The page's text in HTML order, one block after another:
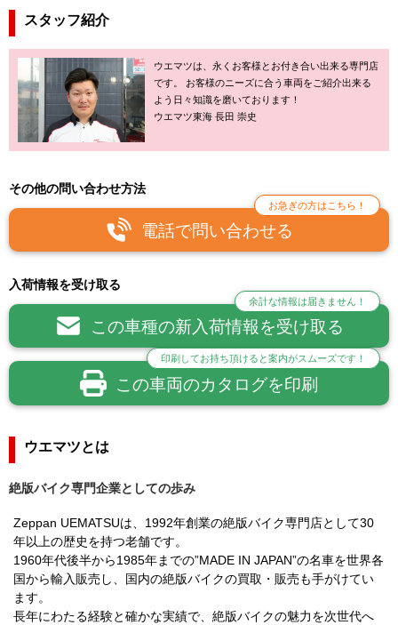
スタッフ紹介
ウエマツは、永くお客様とお付き合い出来る専門店
です。 お客様のニーズに合う車両をご紹介出来る
よう日々知識を磨いております！
ウエマツ東海 長田 崇史
その他の問い合わせ方法
電話で問い合わせる
お急ぎの方はこちら！
入荷情報を受け取る
この車種の新入荷情報を受け取る
余計な情報は届きません！
この車両のカタログを印刷
印刷してお持ち頂けると案内がスムーズです！
ウエマツとは
絶版バイク専門企業としての歩み
Zeppan UEMATSUは、1992年創業の絶版バイク専門店として30
年以上の歴史を持つ老舗です。
1960年代後半から1985年までの”MADE IN JAPAN”の名車を世界各
国から輸入販売し、国内の絶版バイクの買取・販売も手がけてい
ます。
長年にわたる経験と確かな実績で、絶版バイクの魅力を次世代へ